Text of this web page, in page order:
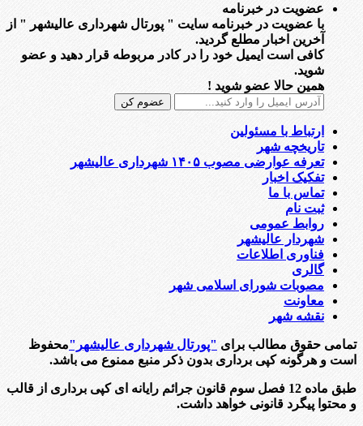
عضویت در خبرنامه
با عضویت در خبرنامه سایت " پورتال شهرداری عالیشهر " از
آخرین اخبار مطلع گردید.
کافی است ایمیل خود را در کادر مربوطه قرار دهید و عضو
شوید.
همین حالا عضو شوید !
ارتباط با مسئولین
تاریخچه شهر
تعرفه عوارضی مصوب ۱۴۰۵ شهرداری عالیشهر
تفکیک اخبار
تماس با ما
ثبت نام
روابط عمومی
شهردار عالیشهر
فناوری اطلاعات
گالری
مصوبات شورای اسلامی شهر
معاونت
نقشه شهر
تمامی حقوق مطالب برای "پورتال شهرداری عالیشهر"محفوظ
است و هرگونه کپی برداری بدون ذکر منبع ممنوع می باشد.
طبق ماده 12 فصل سوم قانون جرائم رایانه ای کپی برداری از قالب
و محتوا پیگرد قانونی خواهد داشت.